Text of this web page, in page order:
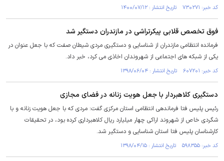
کد خبر: ۷۳۰۲۷۱ تاریخ انتشار : ۱۴۰۰/۰۷/۱۲
فوق تخصص قلابی پیکرتراشی در مازندران دستگیر شد
فرمانده انتظامی مازندران از شناسایی و دستگیری مردی شیطان صفت که با جعل عنوان در
یکی از شبکه های اجتماعی از شهروندان اخاذی می کرد، خبر داد.
کد خبر: ۶۰۷۲۰۱ تاریخ انتشار : ۱۳۹۸/۰۶/۰۴
دستگیری کلاهبردار با جعل هویت زنانه در فضای مجازی
رئیس پلیس فتا فرماندهی انتظامی استان مرکزی گفت: مردی که با جعل هویت زنانه و با
شگردی خاص از شهروند اراکی چهار میلیارد ریال کلاهبرداری کرده بود، در تحقیقات
کارشناسان پلیس فتا استان شناسایی و دستگیر شد.
کد خبر: ۵۹۸۳۵۵ تاریخ انتشار : ۱۳۹۸/۰۴/۱۵